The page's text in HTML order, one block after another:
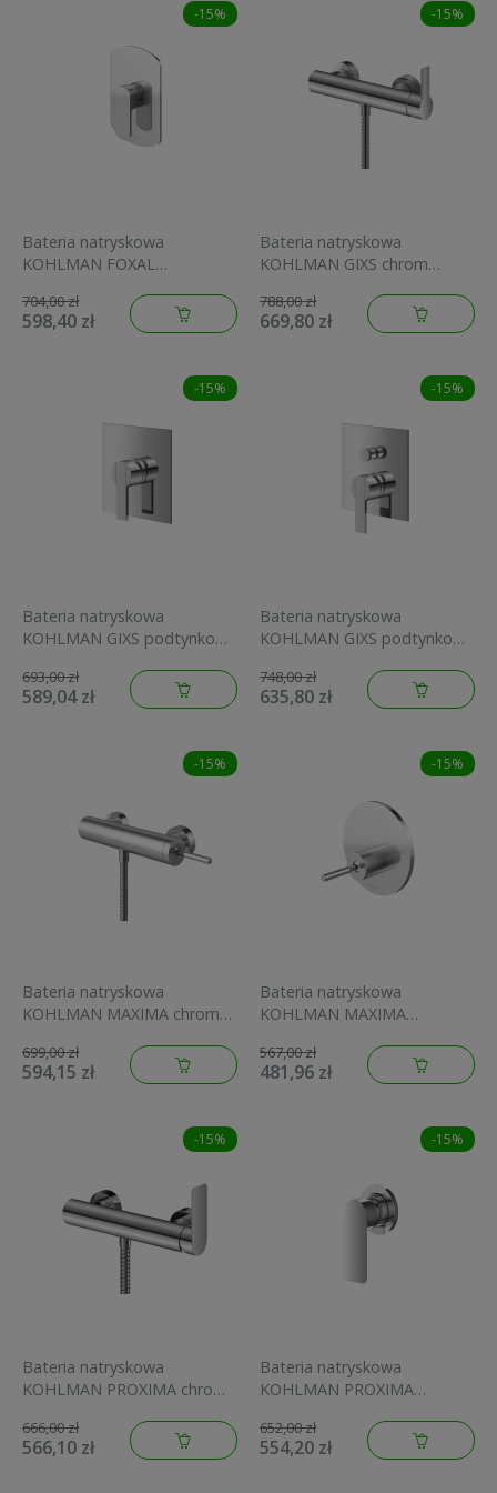
-15%
Bateria natryskowa
KOHLMAN FOXAL
704,00 zł
598,40 zł
-15%
Bateria natryskowa
KOHLMAN GIXS chrom
788,00 zł
669,80 zł
-15%
Bateria natryskowa
KOHLMAN GIXS podtynkowa
693,00 zł
589,04 zł
-15%
Bateria natryskowa
KOHLMAN GIXS podtynkowa
748,00 zł
635,80 zł
-15%
Bateria natryskowa
KOHLMAN MAXIMA chrom
699,00 zł
594,15 zł
-15%
Bateria natryskowa
KOHLMAN MAXIMA
QW220M
567,00 zł
481,96 zł
-15%
Bateria natryskowa
KOHLMAN PROXIMA chrom
666,00 zł
566,10 zł
-15%
Bateria natryskowa
KOHLMAN PROXIMA
chrom QW220P
652,00 zł
554,20 zł